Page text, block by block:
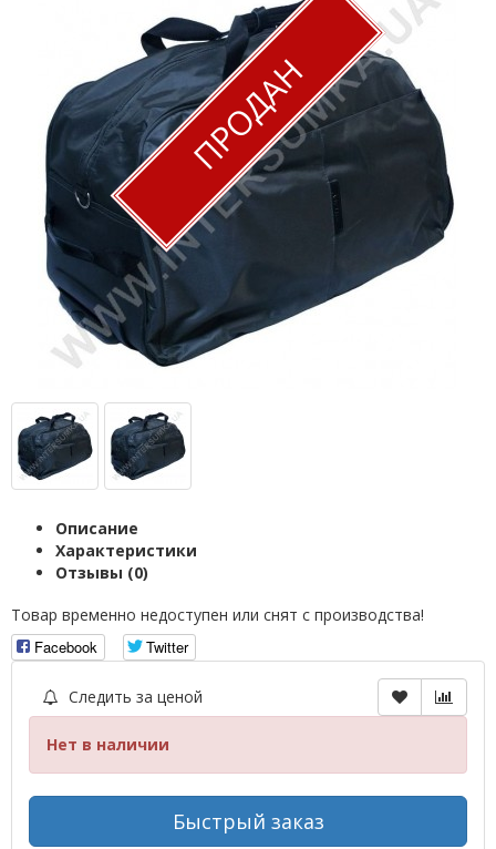
ПРОДАН
Описание
Характеристики
Отзывы (0)
Товар временно недоступен или снят с производства!
Facebook
Twitter
Следить за ценой
Нет в наличии
Быстрый заказ